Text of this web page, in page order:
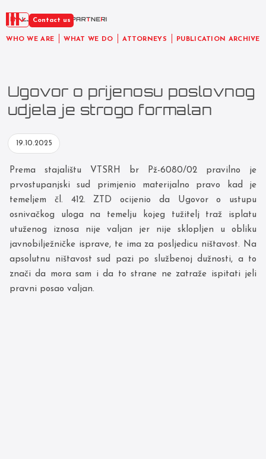
WHO WE ARE WHAT WE DO ATTORNEYS PUBLICATION ARCHIVE
EN Contact us
Ugovor o prijenosu poslovnog
udjela je strogo formalan
19.10.2025
Prema stajalištu VTSRH br Pž-6080/02 pravilno je
prvostupanjski sud primjenio materijalno pravo kad je
temeljem čl. 412. ZTD ocijenio da Ugovor o ustupu
osnivačkog uloga na temelju kojeg tužitelj traž isplatu
utuženog iznosa nije valjan jer nije sklopljen u obliku
javnobilježničke isprave, te ima za posljedicu ništavost. Na
apsolutnu ništavost sud pazi po službenoj dužnosti, a to
znači da mora sam i da to strane ne zatraže ispitati jeli
pravni posao valjan.